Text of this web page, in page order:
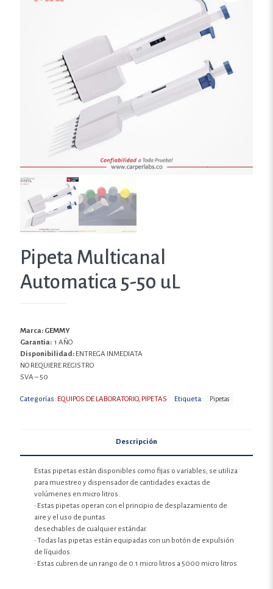
Pipeta Multicanal
Automatica 5-50 uL
Marca: GEMMY
Garantia: 1 AÑO
Disponibilidad: ENTREGA INMEDIATA
NO REQUIERE REGISTRO
SVA – 50
Categorías: EQUIPOS DE LABORATORIO, PIPETAS Etiqueta: Pipetas
Descripción
Estas pipetas están disponibles como fijas o variables, se utiliza
para muestreo y dispensador de cantidades exactas de
volúmenes en micro litros.
• Estas pipetas operan con el principio de desplazamiento de
aire y el uso de puntas
desechables de cualquier estándar.
• Todas las pipetas están equipadas con un botón de expulsión
de líquidos.
• Estas cubren de un rango de 0.1 micro litros a 5000 micro litros